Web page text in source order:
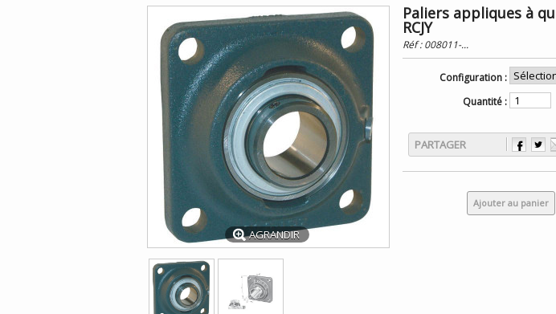
AGRANDIR
Paliers appliques à
RCJY
Réf :008011-...
Configuration :
Quantité :
PARTAGER
Ajouter au panier